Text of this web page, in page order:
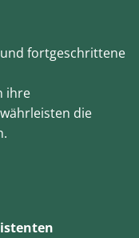
fortgeschrittene
ihre
die